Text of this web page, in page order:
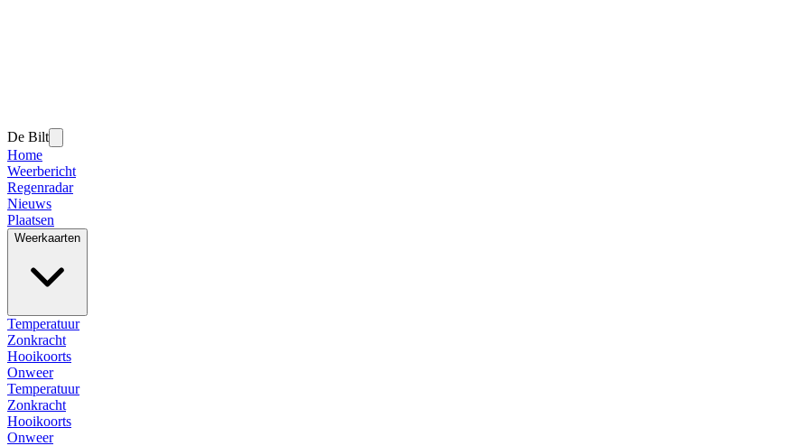
De Bilt
Home
Weerbericht
Regenradar
Nieuws
Plaatsen
Weerkaarten
Temperatuur
Zonkracht
Hooikoorts
Onweer
Temperatuur
Zonkracht
Hooikoorts
Onweer